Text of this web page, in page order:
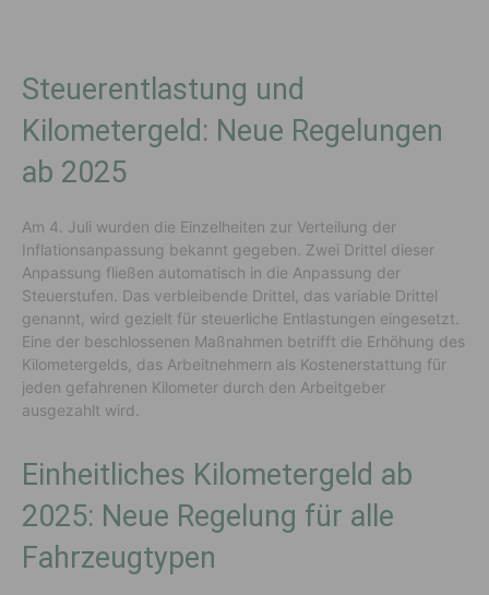
Steuerentlastung und
Kilometergeld: Neue Regelungen
ab 2025
Am 4. Juli wurden die Einzelheiten zur Verteilung der
Inflationsanpassung bekannt gegeben. Zwei Drittel dieser
Anpassung fließen automatisch in die Anpassung der
Steuerstufen. Das verbleibende Drittel, das variable Drittel
genannt, wird gezielt für steuerliche Entlastungen eingesetzt.
Eine der beschlossenen Maßnahmen betrifft die Erhöhung des
Kilometergelds, das Arbeitnehmern als Kostenerstattung für
jeden gefahrenen Kilometer durch den Arbeitgeber
ausgezahlt wird.
Einheitliches Kilometergeld ab
2025: Neue Regelung für alle
Fahrzeugtypen